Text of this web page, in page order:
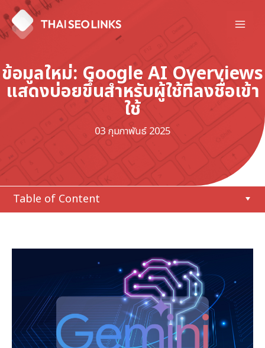
Skip
to
content
ข้อมูลใหม่: Google AI Overviews
แสดงบ่อยขึ้นสำหรับผู้ใช้ที่ลงชื่อเข้า
ใช้
03 กุมภาพันธ์ 2025
Table of Content